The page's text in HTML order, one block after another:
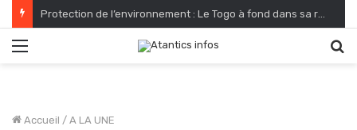
Protection de l’environnement : Le Togo à fond dans sa reconquête verte
Accueil / A LA UNE